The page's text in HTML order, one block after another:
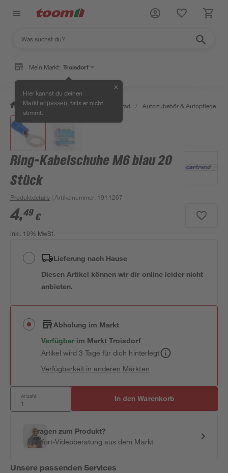
Mein Markt: Troisdorf
Hier kannst du deinen
Markt anpassen , falls er nicht
stimmt.
✕
/ Garten & Freizeit / Auto & Fahrrad / Autozubehör & Autopflege
Ring-Kabelschuhe M6 blau 20
Stück
Produktdetails | Artikelnummer: 1911267
4,49 €
inkl. 19% MwSt.
Lieferung nach Hause
Diesen Artikel können wir dir online leider nicht
anbieten.
Abholung im Markt
Verfügbar im MarktTroisdorf
Artikel wird 3 Tage für dich hinterlegt
Verfügbarkeit in anderen Märkten
Anzahl: In den Warenkorb
Fragen zum Produkt?
Sofort-Videoberatung aus dem Markt
Unsere passenden Services